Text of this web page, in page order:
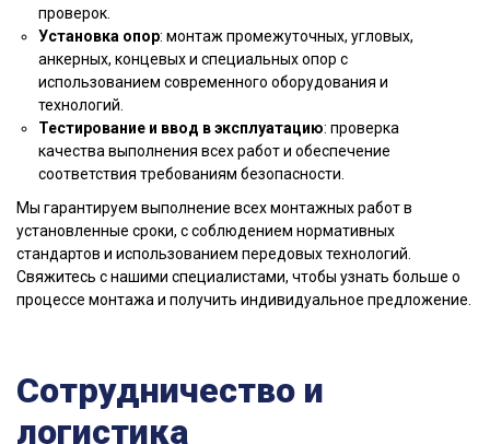
проверок.
Установка опор: монтаж промежуточных, угловых,
анкерных, концевых и специальных опор с
использованием современного оборудования и
технологий.
Тестирование и ввод в эксплуатацию: проверка
качества выполнения всех работ и обеспечение
соответствия требованиям безопасности.
Мы гарантируем выполнение всех монтажных работ в
установленные сроки, с соблюдением нормативных
стандартов и использованием передовых технологий.
Свяжитесь с нашими специалистами, чтобы узнать больше о
процессе монтажа и получить индивидуальное предложение.
Сотрудничество и
логистика